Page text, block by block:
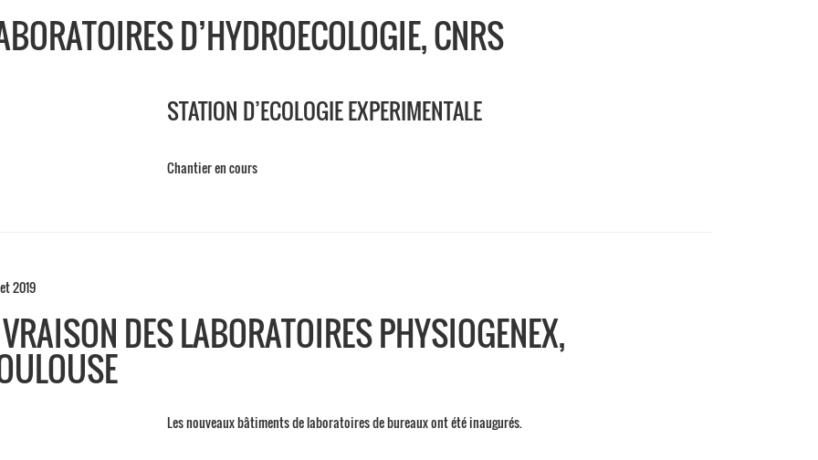
D’HYDROECOLOGIE, CNRS
STATION D’ECOLOGIE EXPERIMENTALE
Chantier en cours
2019
DES LABORATOIRES PHYSIOGENEX,
Les nouveaux bâtiments de laboratoires de bureaux ont été inaugurés.